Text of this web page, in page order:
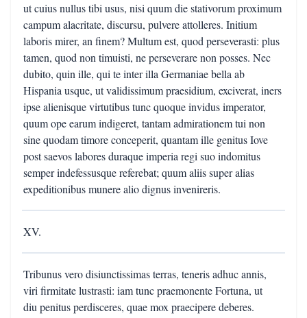
ut cuius nullus tibi usus, nisi quum die stativorum proximum
campum alacritate, discursu, pulvere attolleres. Initium
laboris mirer, an finem? Multum est, quod perseverasti: plus
tamen, quod non timuisti, ne perseverare non posses. Nec
dubito, quin ille, qui te inter illa Germaniae bella ab
Hispania usque, ut validissimum praesidium, exciverat, iners
ipse alienisque virtutibus tunc quoque invidus imperator,
quum ope earum indigeret, tantam admirationem tui non
sine quodam timore conceperit, quantam ille genitus Iove
post saevos labores duraque imperia regi suo indomitus
semper indefessusque referebat; quum aliis super alias
expeditionibus munere alio dignus invenireris.
XV.
Tribunus vero disiunctissimas terras, teneris adhuc annis,
viri firmitate lustrasti: iam tunc praemonente Fortuna, ut
diu penitus perdisceres, quae mox praecipere deberes.